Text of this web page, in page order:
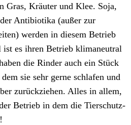
Gras, Kräuter und Klee. Soja,
Antibiotika (außer zur
werden in diesem Betrieb
es ihren Betrieb klimaneutral
die Rinder auch ein Stück
sie sehr gerne schlafen und
zurückziehen. Alles in allem,
Betrieb in dem die Tierschutz-